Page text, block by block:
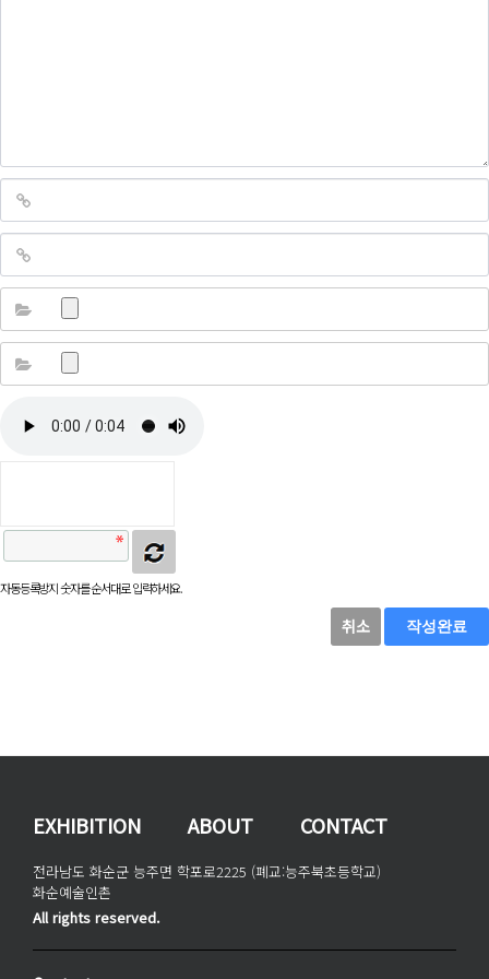
자동등록방지 숫자를 순서대로 입력하세요.
취소 작성완료
EXHIBITION ABOUT CONTACT
전라남도 화순군 능주면 학포로2225 (폐교:능주북초등학교)
화순예술인촌
All rights reserved.